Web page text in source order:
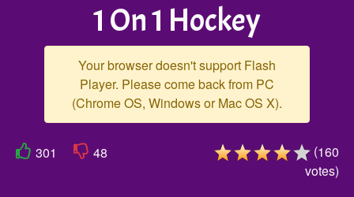
1 On 1 Hockey
Your browser doesn't support Flash
Player. Please come back from PC
(Chrome OS, Windows or Mac OS X).
301 48 (160
votes)